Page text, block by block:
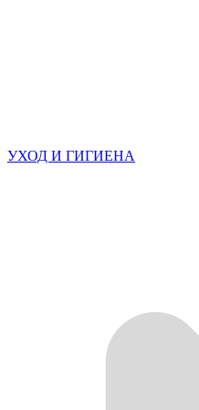
УХОД И ГИГИЕНА